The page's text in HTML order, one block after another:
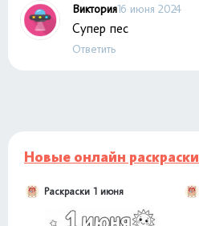
Виктория16 июня 2024
Супер пес
Ответить
Новые онлайн раскраски
Раскраски 1 июня